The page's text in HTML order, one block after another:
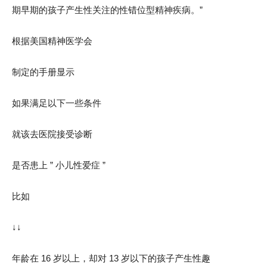
期早期的孩子产生性关注的性错位型精神疾病。”
根据美国精神医学会
制定的手册显示
如果满足以下一些条件
就该去医院接受诊断
是否患上 ” 小儿性爱症 ”
比如
↓↓
年龄在 16 岁以上，却对 13 岁以下的孩子产生性趣